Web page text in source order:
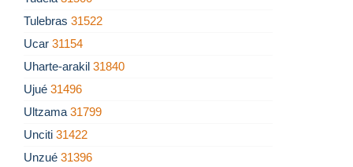
Tulebras 31522
Ucar 31154
Uharte-arakil 31840
Ujué 31496
Ultzama 31799
Unciti 31422
Unzué 31396